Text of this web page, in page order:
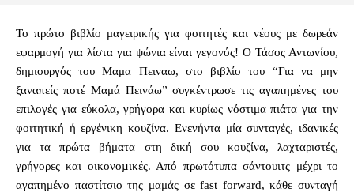
Το πρώτο βιβλίο μαγειρικής για φοιτητές και νέους με δωρεάν
εφαρμογή για λίστα για ψώνια είναι γεγονός! Ο Τάσος Αντωνίου,
δημιουργός του Μαμα Πειναω, στο βιβλίο του “Για να μην
ξαναπείς ποτέ Μαμά Πεινάω” συγκέντρωσε τις αγαπημένες του
επιλογές για εύκολα, γρήγορα και κυρίως νόστιμα πιάτα για την
φοιτητική ή εργένικη κουζίνα. Ενενήντα μία συνταγές, ιδανικές
για τα πρώτα βήματα στη δική σου κουζίνα, λαχταριστές,
γρήγορες και οικονοµικές. Από πρωτότυπα σάντουιτς μέχρι το
αγαπημένο παστίτσιο της μαμάς σε fast forward, κάθε συνταγή